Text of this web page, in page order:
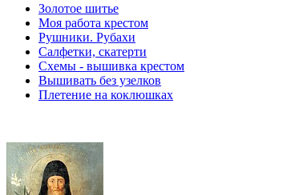
Золотое шитье
Моя работа крестом
Рушники. Рубахи
Салфетки, скатерти
Схемы - вышивка крестом
Вышивать без узелков
Плетение на коклюшках